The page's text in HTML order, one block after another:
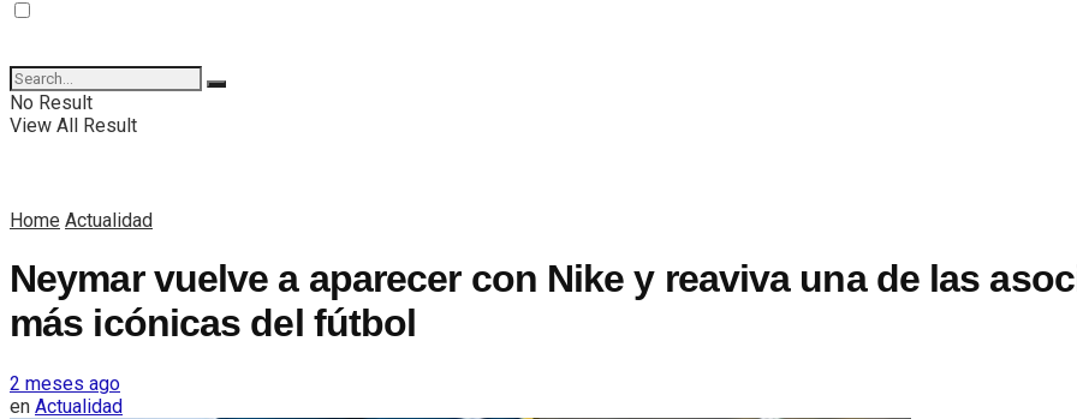
No Result
View All Result
Home Actualidad
Neymar vuelve a aparecer con Nike y reaviva una de las
más icónicas del fútbol
2 meses ago
en Actualidad